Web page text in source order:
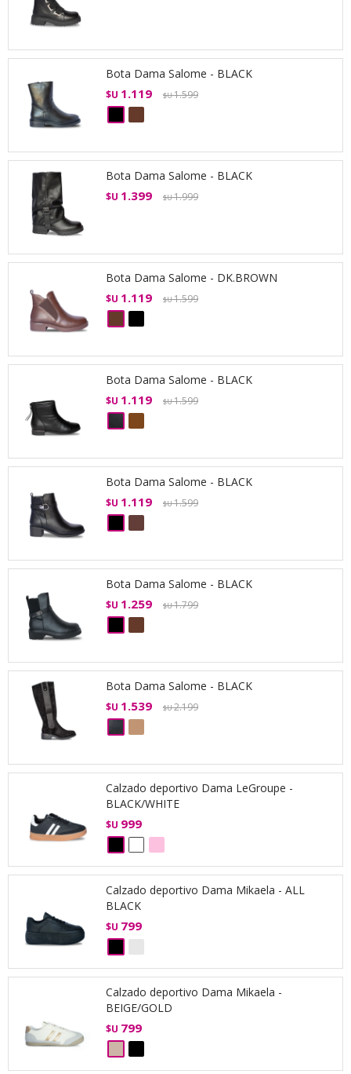
Bota Dama Salome - BLACK
$U 1.119 $U1.599
Bota Dama Salome - BLACK
$U 1.399 $U1.999
Bota Dama Salome - DK.BROWN
$U 1.119 $U1.599
Bota Dama Salome - BLACK
$U 1.119 $U1.599
Bota Dama Salome - BLACK
$U 1.119 $U1.599
Bota Dama Salome - BLACK
$U 1.259 $U1.799
Bota Dama Salome - BLACK
$U 1.539 $U2.199
Calzado deportivo Dama LeGroupe -
BLACK/WHITE
$U 999
Calzado deportivo Dama Mikaela - ALL
BLACK
$U 799
Calzado deportivo Dama Mikaela -
BEIGE/GOLD
$U 799